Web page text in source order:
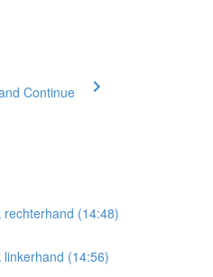
Continue
rechterhand (14:48)
(14:56)